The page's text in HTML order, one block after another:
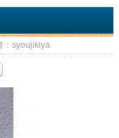
：syoujikiya